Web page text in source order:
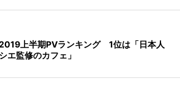
2019上半期PVランキング 1位は「日本人
エ監修のカフェ」